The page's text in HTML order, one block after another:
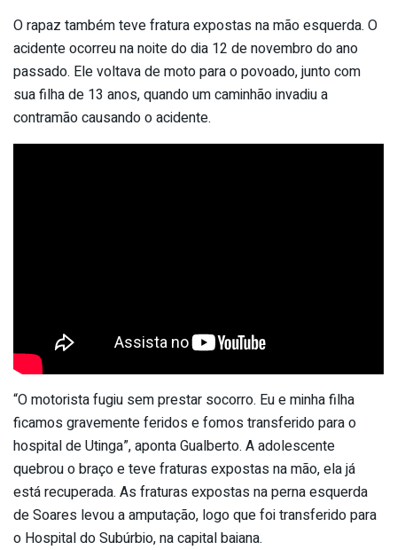
O rapaz também teve fratura expostas na mão esquerda. O
acidente ocorreu na noite do dia 12 de novembro do ano
passado. Ele voltava de moto para o povoado, junto com
sua filha de 13 anos, quando um caminhão invadiu a
contramão causando o acidente.
“O motorista fugiu sem prestar socorro. Eu e minha filha
ficamos gravemente feridos e fomos transferido para o
hospital de Utinga”, aponta Gualberto. A adolescente
quebrou o braço e teve fraturas expostas na mão, ela já
está recuperada. As fraturas expostas na perna esquerda
de Soares levou a amputação, logo que foi transferido para
o Hospital do Subúrbio, na capital baiana.